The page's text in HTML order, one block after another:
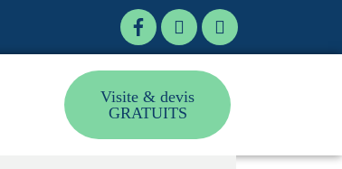
Visite & devis
GRATUITS